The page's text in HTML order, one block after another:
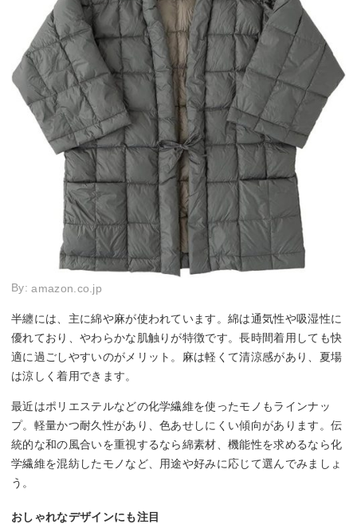
By:amazon.co.jp
半纏には、主に綿や麻が使われています。綿は通気性や吸湿性に
優れており、やわらかな肌触りが特徴です。長時間着用しても快
適に過ごしやすいのがメリット。麻は軽くて清涼感があり、夏場
は涼しく着用できます。
最近はポリエステルなどの化学繊維を使ったモノもラインナッ
プ。軽量かつ耐久性があり、色あせしにくい傾向があります。伝
統的な和の風合いを重視するなら綿素材、機能性を求めるなら化
学繊維を混紡したモノなど、用途や好みに応じて選んでみましょ
う。
おしゃれなデザインにも注目